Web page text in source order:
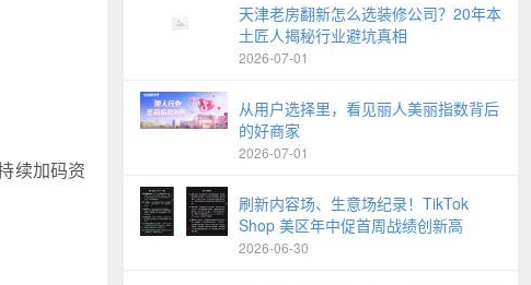
续加码资
天津老房翻新怎么选装修公司？20年本
土匠人揭秘行业避坑真相
2026-07-01
从用户选择里，看见丽人美丽指数背后
的好商家
2026-07-01
刷新内容场、生意场纪录！TikTok
Shop 美区年中促首周战绩创新高
2026-06-30